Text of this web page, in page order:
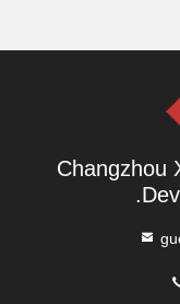
Changzhou